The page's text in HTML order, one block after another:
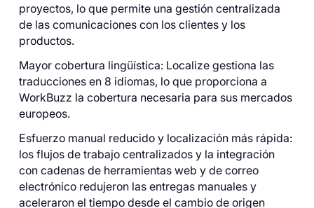
proyectos, lo que permite una gestión centralizada
de las comunicaciones con los clientes y los
productos.
Mayor cobertura lingüística: Localize gestiona las
traducciones en 8 idiomas, lo que proporciona a
WorkBuzz la cobertura necesaria para sus mercados
europeos.
Esfuerzo manual reducido y localización más rápida:
los flujos de trabajo centralizados y la integración
con cadenas de herramientas web y de correo
electrónico redujeron las entregas manuales y
aceleraron el tiempo desde el cambio de origen